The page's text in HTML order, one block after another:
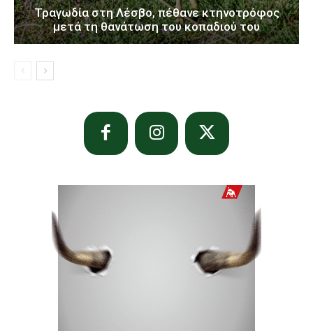
Τραγωδία στη Λέσβο, πέθανε κτηνοτρόφος
μετά τη θανάτωση του κοπαδιού του